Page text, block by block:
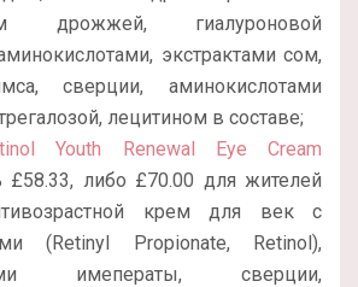
дрожжей, гиалуроновой
экстрактами сом,
сверции, аминокислотами
лецитином в составе;
Youth Renewal Eye Cream
£58.33, либо £70.00 для жителей
крем для век с
(Retinyl Propionate, Retinol),
имеператы, сверции,